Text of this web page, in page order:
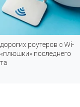
которые
работают в России